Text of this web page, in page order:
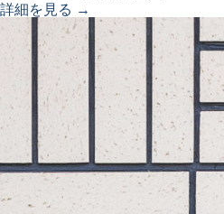
詳細を見る →